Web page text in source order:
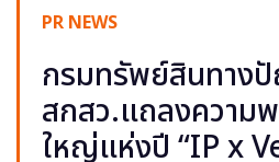
PR NEWS
กรมทรัพย์สินทาง
สกสว.แถลงความ
ใหญ่แห่งปี “IP x